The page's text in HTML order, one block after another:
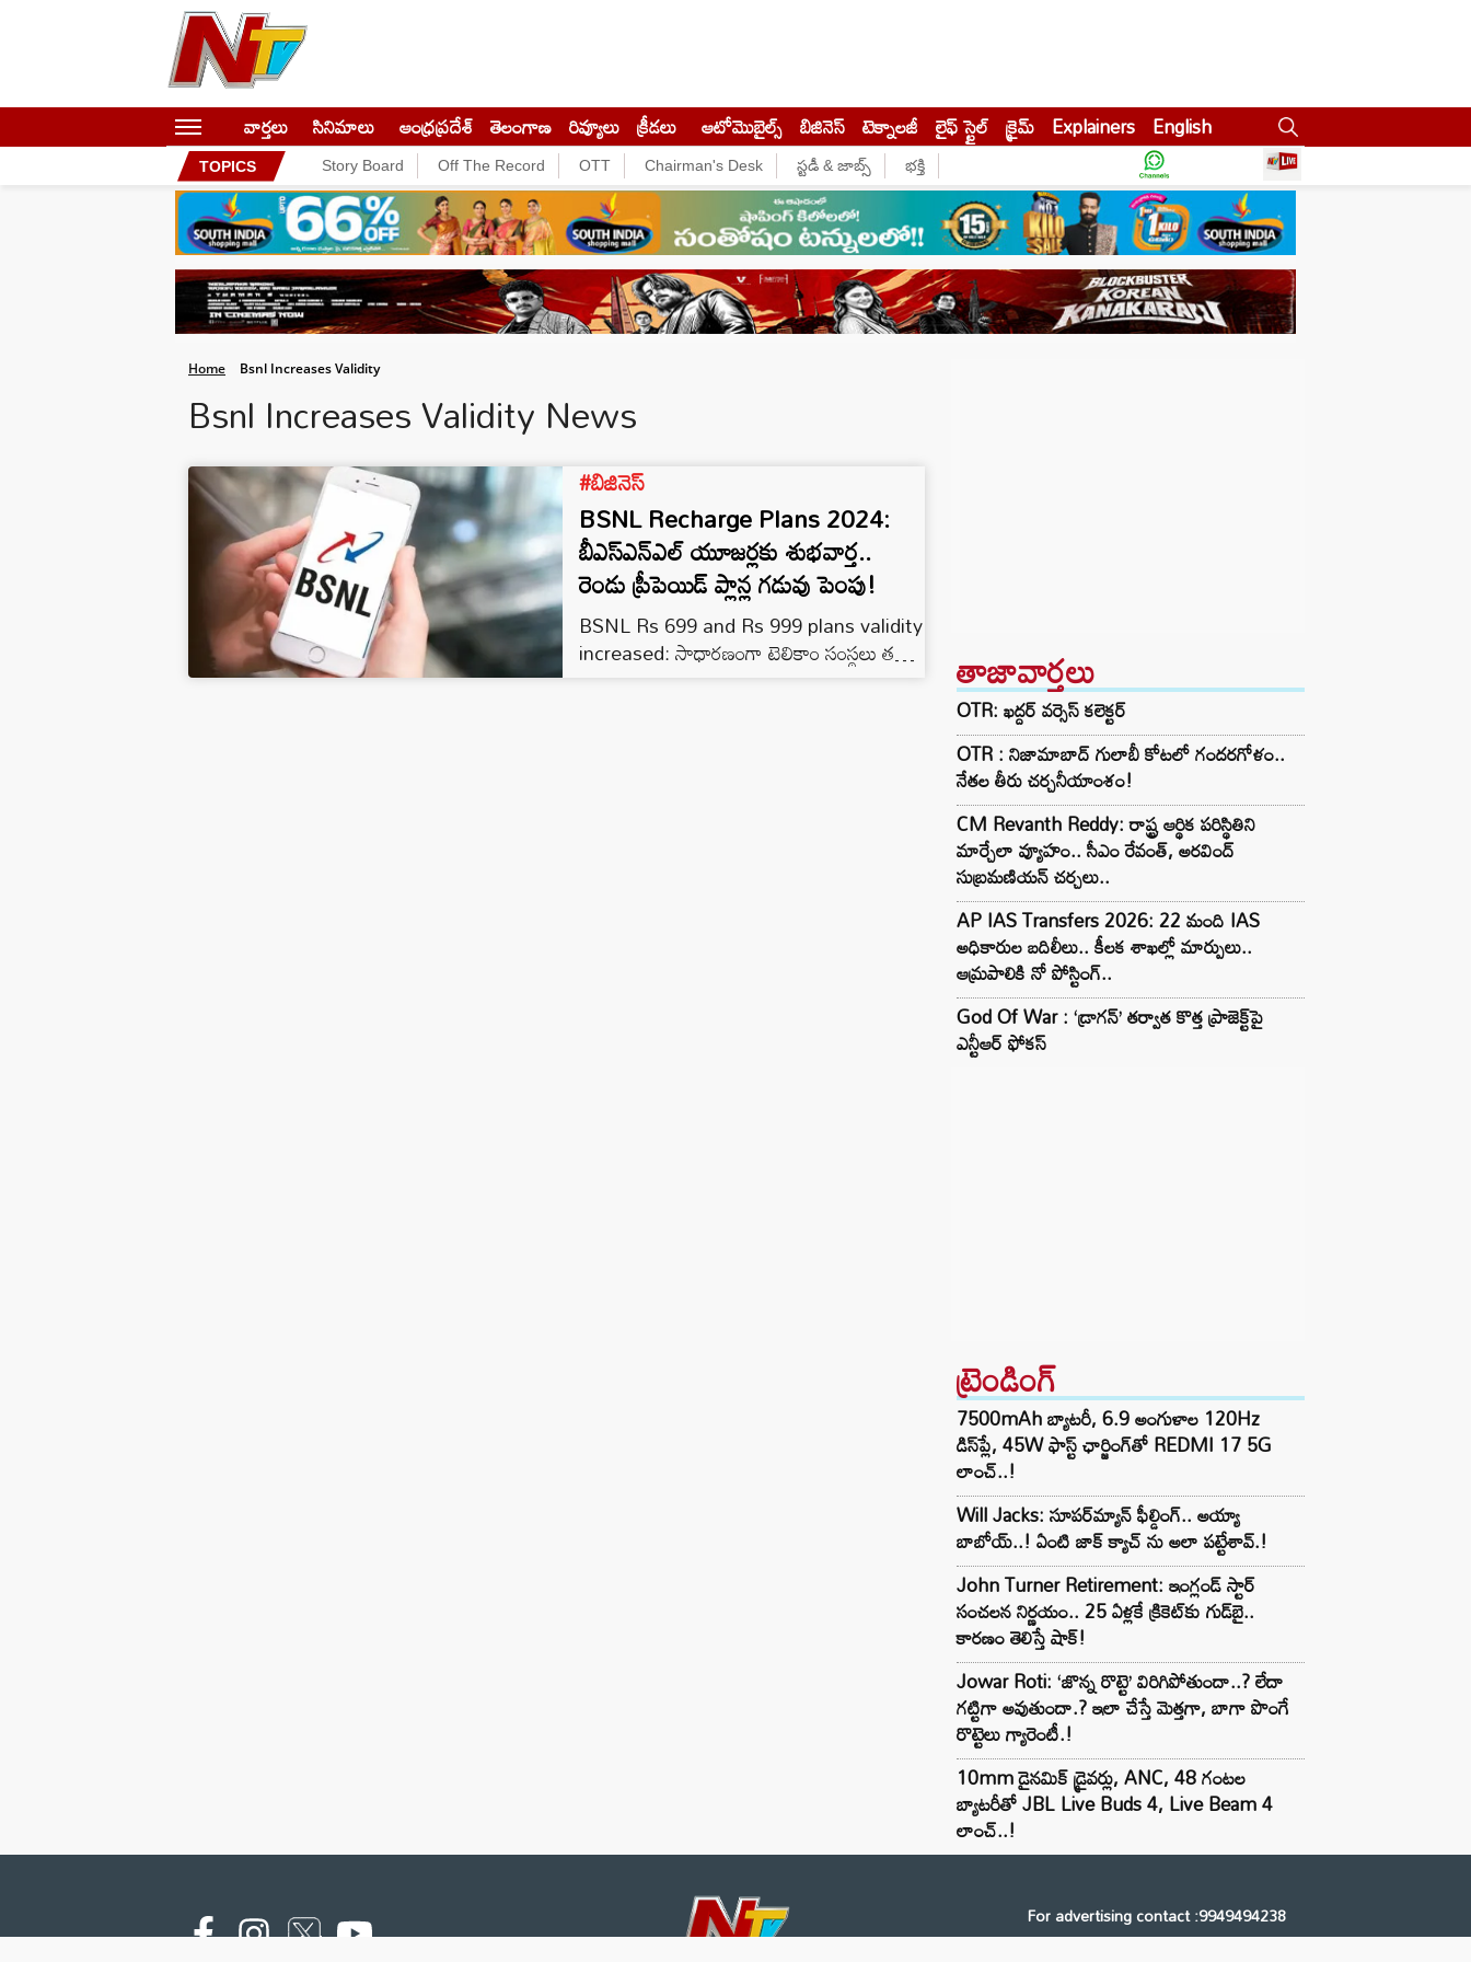
వార్తలు సినిమాలు ఆంధ్రప్రదేశ్ తెలంగాణ రివ్యూలు క్రీడలు ఆటోమొబైల్స్ బిజినెస్‌ టెక్నాలజీ లైఫ్ స్టైల్ క్రైమ్ Explainers English
TOPICS Story Board Off The Record OTT Chairman's Desk స్టడీ & జాబ్స్ భక్తి
Home Bsnl Increases Validity
Bsnl Increases Validity News
#బిజినెస్‌
BSNL Recharge Plans 2024:
బీఎస్‌ఎన్‌ఎల్‌ యూజర్లకు శుభవార్త..
రెండు ప్రీపెయిడ్‌ ప్లాన్ల గడువు పెంపు!
BSNL Rs 699 and Rs 999 plans validity
increased: సాధారణంగా టెలికాం సంస్థలు తమ
ఆదాయాన్ని (ఏఆర్‌పీయూ) పెంచుకోవడానికి తాజావార్తలు
OTR: ఖద్దర్ వర్సెస్ కలెక్టర్
OTR : నిజామాబాద్ గులాబీ కోటలో గందరగోళం..
నేతల తీరు చర్చనీయాంశం!
CM Revanth Reddy: రాష్ట్ర ఆర్థిక పరిస్థితిని
మార్చేలా వ్యూహం.. సీఎం రేవంత్, అరవింద్
సుబ్రమణియన్ చర్చలు..
AP IAS Transfers 2026: 22 మంది IAS
అధికారుల బదిలీలు.. కీలక శాఖల్లో మార్పులు..
ఆమ్రపాలికి నో పోస్టింగ్..
God Of War : ‘డ్రాగన్’ తర్వాత కొత్త ప్రాజెక్ట్‌పై
ఎన్టీఆర్ ఫోకస్
ట్రెండింగ్‌
7500mAh బ్యాటరీ, 6.9 అంగుళాల 120Hz
డిస్‌ప్లే, 45W ఫాస్ట్ ఛార్జింగ్‌తో REDMI 17 5G
లాంచ్..!
Will Jacks: సూపర్‌మ్యాన్ ఫీల్డింగ్.. అయ్యా
బాబోయ్..! ఏంటి జాక్ క్యాచ్ ను అలా పట్టేశావ్.!
John Turner Retirement: ఇంగ్లండ్ స్టార్
సంచలన నిర్ణయం.. 25 ఏళ్లకే క్రికెట్‌కు గుడ్‌బై..
కారణం తెలిస్తే షాక్!
Jowar Roti: ‘జొన్న రొట్టె’ విరిగిపోతుందా..? లేదా
గట్టిగా అవుతుందా.? ఇలా చేస్తే మెత్తగా, బాగా పొంగే
రొట్టెలు గ్యారెంటీ.!
10mm డైనమిక్ డ్రైవర్లు, ANC, 48 గంటల
బ్యాటరీతో JBL Live Buds 4, Live Beam 4
లాంచ్..!
For advertising contact :9949494238
Email: digital@ntvnetwork.com